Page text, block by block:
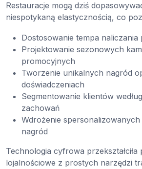
Restauracje mogą dziś
niespotykaną elastycznością, co
Dostosowanie tempa
Projektowanie sezonowych
promocyjnych
Tworzenie unikalnych nagród
doświadczeniach
Segmentowanie klientów
zachowań
Wdrożenie spersonalizowanych
nagród
Technologia cyfrowa przekształciła
lojalnościowe z prostych narzędzi